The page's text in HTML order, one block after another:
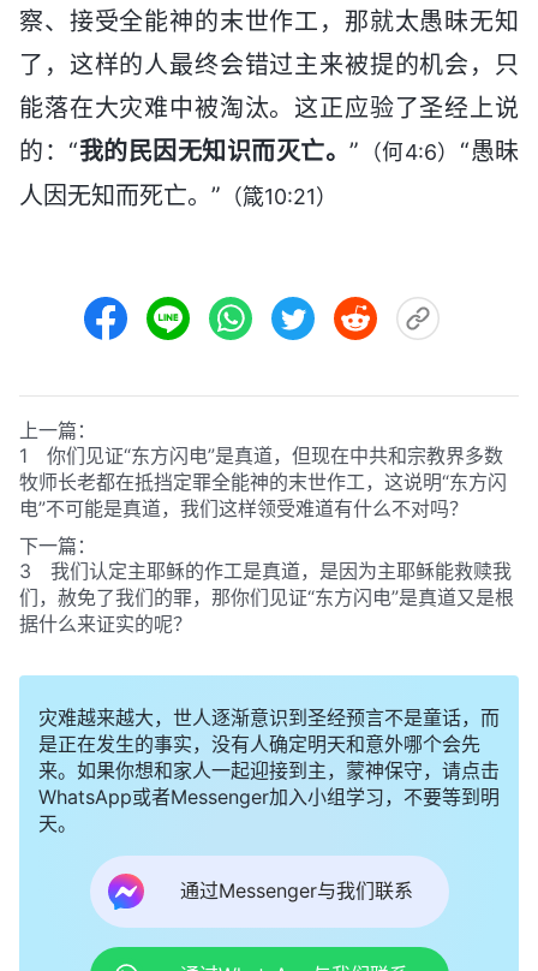
察、接受全能神的末世作工，那就太愚昧无知
了，这样的人最终会错过主来被提的机会，只
能落在大灾难中被淘汰。这正应验了圣经上说
的：“我的民因无知识而灭亡。” （何4:6） “愚昧
人因无知而死亡。” （箴10:21）
上一篇：
1 你们见证“东方闪电”是真道，但现在中共和宗教界多数
牧师长老都在抵挡定罪全能神的末世作工，这说明“东方闪
电”不可能是真道，我们这样领受难道有什么不对吗？
下一篇：
3 我们认定主耶稣的作工是真道，是因为主耶稣能救赎我
们，赦免了我们的罪，那你们见证“东方闪电”是真道又是根
据什么来证实的呢？
灾难越来越大，世人逐渐意识到圣经预言不是童话，而
是正在发生的事实，没有人确定明天和意外哪个会先
来。如果你想和家人一起迎接到主，蒙神保守，请点击
WhatsApp或者Messenger加入小组学习，不要等到明
天。
通过Messenger与我们联系